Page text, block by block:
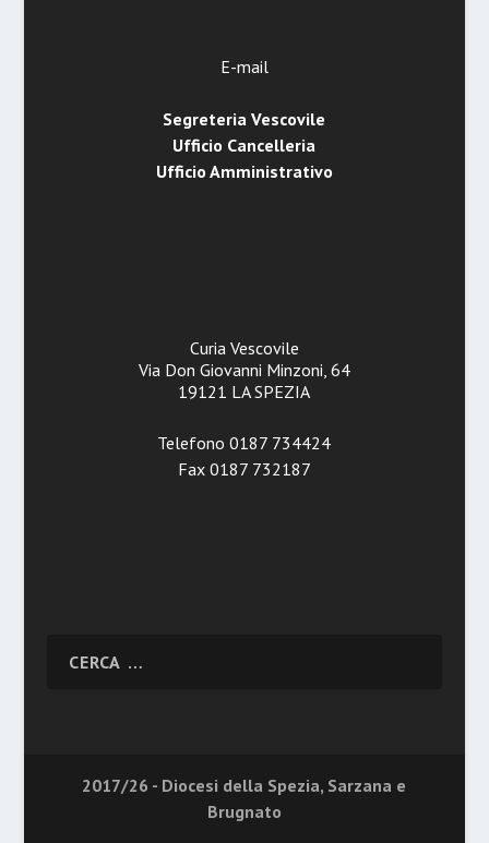
E-mail
Segreteria Vescovile
Ufficio Cancelleria
Ufficio Amministrativo
Curia Vescovile
Via Don Giovanni Minzoni, 64
19121 LA SPEZIA
Telefono 0187 734424
Fax 0187 732187
2017/26 - Diocesi della Spezia, Sarzana e
Brugnato